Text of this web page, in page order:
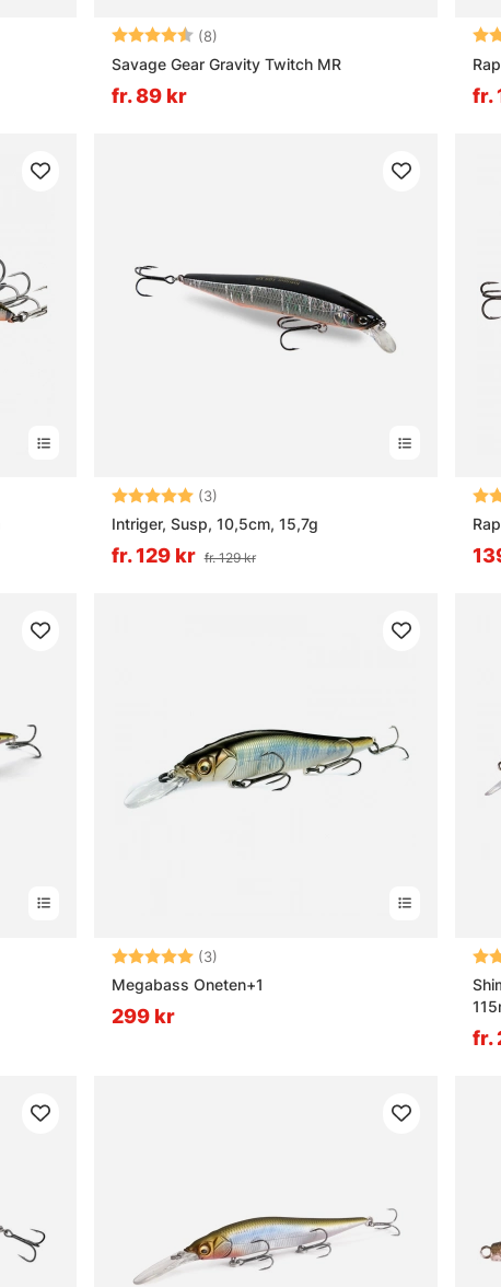
Betyg: (8)
Savage Gear Gravity Twitch MR
fr. 89 kr fr.
Betyg: (3)
Intriger, Susp, 10,5cm, 15,7g
fr. 129 kr fr. 129 kr
Betyg: (3)
Megabass Oneten+1
299 kr
fr.